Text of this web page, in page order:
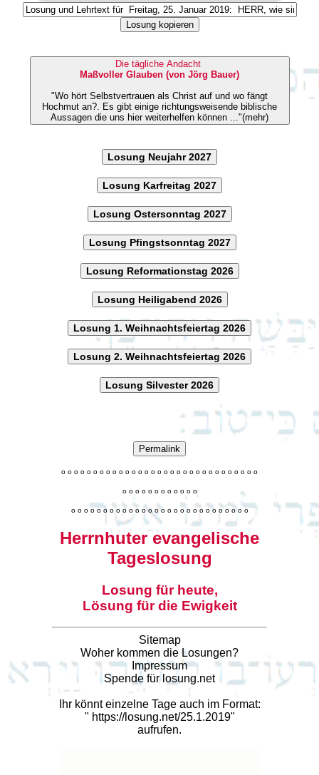
Losung kopieren
Die tägliche Andacht
Maßvoller Glauben (von Jörg Bauer)
"Wo hört Selbstvertrauen als Christ auf und wo fängt
Hochmut an?. Es gibt einige richtungsweisende biblische
Aussagen die uns hier weiterhelfen können ..."(mehr)
Losung Neujahr 2027
Losung Karfreitag 2027
Losung Ostersonntag 2027
Losung Pfingstsonntag 2027
Losung Reformationstag 2026
Losung Heiligabend 2026
Losung 1. Weihnachtsfeiertag 2026
Losung 2. Weihnachtsfeiertag 2026
Losung Silvester 2026
Permalink
o o o o o o o o o o o o o o o o o o o o o o o o o o o o o o o
o o o o o o o o o o o o
o o o o o o o o o o o o o o o o o o o o o o o o o o o o
Herrnhuter evangelische
Tageslosung
Losung für heute,
Lösung für die Ewigkeit
Sitemap
Woher kommen die Losungen?
Impressum
Spende für losung.net
Ihr könnt einzelne Tage auch im Format:
" https://losung.net/25.1.2019"
aufrufen.